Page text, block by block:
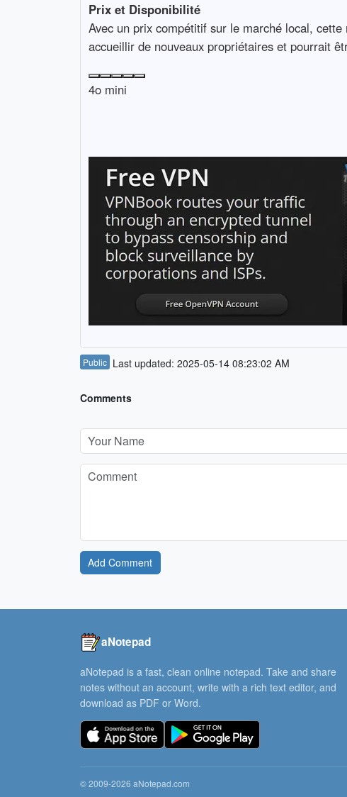
Prix et Disponibilité
Avec un prix compétitif sur le marché local,
accueillir de nouveaux propriétaires et pourrait
4o mini
Public Last updated: 2025-05-14 08:23:02 AM
Comments
Add Comment
aNotepad
aNotepad is a fast, clean online notepad. Take and share
notes without an account, write with a rich text editor, and
download as PDF or Word.
© 2009-2026 aNotepad.com